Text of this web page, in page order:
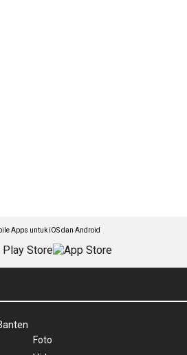
Apps untuk iOS dan Android
Foto